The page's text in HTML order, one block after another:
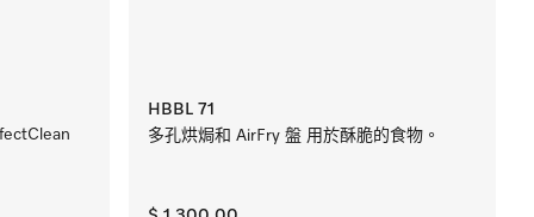
HBBL 71
多孔烘焗和 AirFry 盤 用於酥脆的食物。